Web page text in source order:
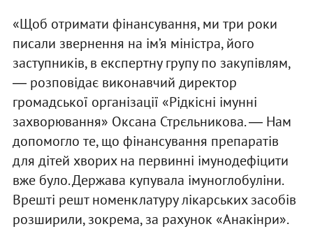
«Щоб отримати фінансування, ми три роки
писали звернення на ім’я міністра, його
заступників, в експертну групу по закупівлям,
― розповідає виконавчий директор
громадської організації «Рідкісні імунні
захворювання» Оксана Стрєльникова. ― Нам
допомогло те, що фінансування препаратів
для дітей хворих на первинні імунодефіцити
вже було. Держава купувала імуноглобуліни.
Врешті решт номенклатуру лікарських засобів
розширили, зокрема, за рахунок «Анакінри».